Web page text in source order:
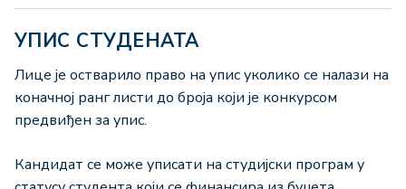
УПИС СТУДЕНАТА
Лице је остварило право на упис уколико се налази на
коначној ранг листи до броја који је конкурсом
предвиђен за упис.
Кандидат се може уписати на студијски програм у